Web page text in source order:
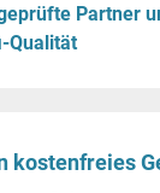
Partner
Qualität
kostenfreies